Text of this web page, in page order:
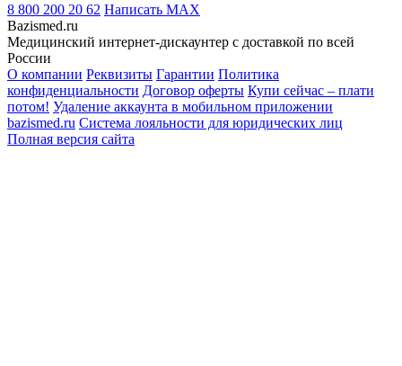
8 800 200 20 62 Написать MAX
Bazismed.ru
Медицинский интернет-дискаунтер с доставкой по всей
России
О компании Реквизиты Гарантии Политика
конфиденциальности Договор оферты Купи сейчас – плати
потом! Удаление аккаунта в мобильном приложении
bazismed.ru Система лояльности для юридических лиц
Полная версия сайта